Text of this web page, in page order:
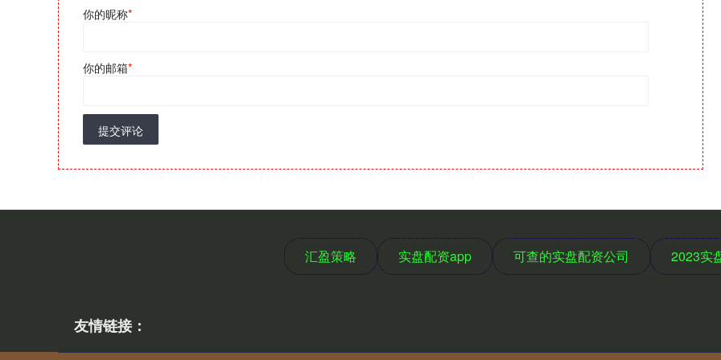
你的昵称*
你的邮箱*
提交评论
汇盈策略 实盘配资app 可查的实盘配资公司 2023实
友情链接：